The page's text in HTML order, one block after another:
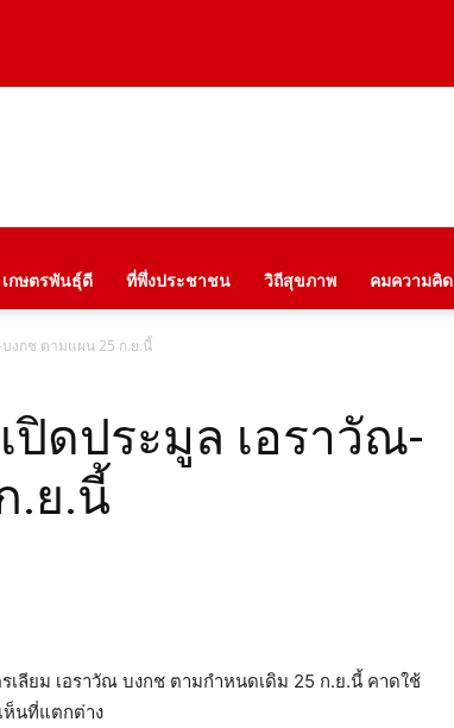
เกษตรพันธุ์ดี ที่พึ่งประชาชน วิถีสุขภาพ คมความคิด
งกช ตามแผน 25 ก.ย.นี้
ปิดประมูล เอราวัณ-
.ย.นี้
ลียม เอราวัณ บงกช ตามกำหนดเดิม 25 ก.ย.นี้ คาดใช้
ห็นที่แตกต่าง